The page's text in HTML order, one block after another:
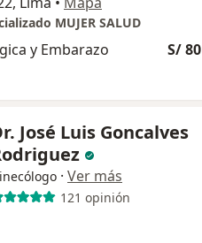
MUJER SALUD
y Embarazo S/ 80
José Luis Goncalves
· Ver más
121 opinión